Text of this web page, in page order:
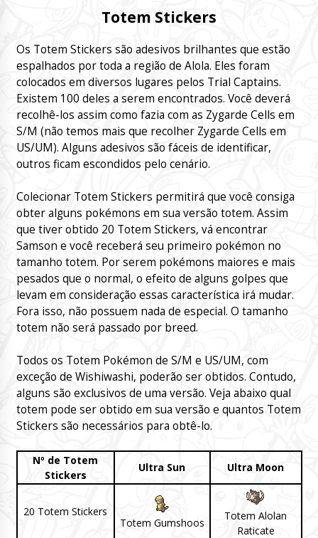
Totem Stickers
Os Totem Stickers são adesivos brilhantes que estão
espalhados por toda a região de Alola. Eles foram
colocados em diversos lugares pelos Trial Captains.
Existem 100 deles a serem encontrados. Você deverá
recolhê-los assim como fazia com as Zygarde Cells em
S/M (não temos mais que recolher Zygarde Cells em
US/UM). Alguns adesivos são fáceis de identificar,
outros ficam escondidos pelo cenário.
Colecionar Totem Stickers permitirá que você consiga
obter alguns pokémons em sua versão totem. Assim
que tiver obtido 20 Totem Stickers, vá encontrar
Samson e você receberá seu primeiro pokémon no
tamanho totem. Por serem pokémons maiores e mais
pesados que o normal, o efeito de alguns golpes que
levam em consideração essas característica irá mudar.
Fora isso, não possuem nada de especial. O tamanho
totem não será passado por breed.
Todos os Totem Pokémon de S/M e US/UM, com
exceção de Wishiwashi, poderão ser obtidos. Contudo,
alguns são exclusivos de uma versão. Veja abaixo qual
totem pode ser obtido em sua versão e quantos Totem
Stickers são necessários para obtê-lo.
Nº de Totem
Stickers
Ultra Sun Ultra Moon
20 Totem Stickers
Totem Gumshoos
Totem Alolan
Raticate